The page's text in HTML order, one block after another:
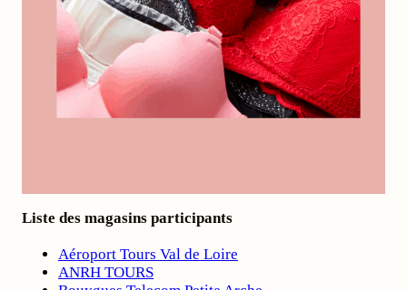
Liste des magasins participants
Aéroport Tours Val de Loire
ANRH TOURS